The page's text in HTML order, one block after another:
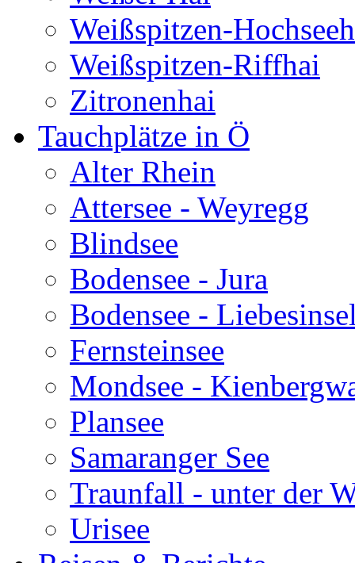
Weißspitzen-
Weißspitzen-Riffhai
Zitronenhai
Tauchplätze in Ö
Alter Rhein
Attersee - Weyregg
Blindsee
Bodensee - Jura
Bodensee -
Fernsteinsee
Mondsee -
Plansee
Samaranger See
Traunfall - unter der
Urisee